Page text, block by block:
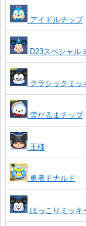
アイドルチップ
D23スペシャル
クラシックミッ
雪だるまチップ
王様
勇者ドナルド
ほっこりミッキ